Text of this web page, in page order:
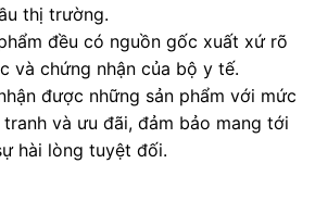
thị trường.
đều có nguồn gốc xuất xứ rõ
và chứng nhận của bộ y tế.
được những sản phẩm với mức
và ưu đãi, đảm bảo mang tới
hài lòng tuyệt đối.